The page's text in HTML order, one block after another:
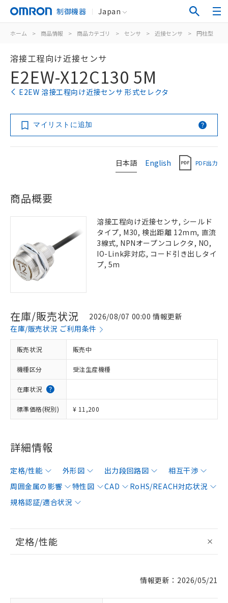
制御機器 Japan
ホーム > 商品情報 > 商品カテゴリ > センサ > 近接センサ > 円柱型
溶接工程向け近接センサ
E2EW-X12C130 5M
E2EW 溶接工程向け近接センサ 形式セレクタ
マイリストに追加
日本語 English PDF出力
商品概要
溶接工程向け近接センサ, シールド
タイプ, M30, 検出距離 12mm, 直流
3線式, NPNオープンコレクタ, NO,
IO-Link非対応, コード引き出しタイ
プ, 5m
在庫/販売状況
2026/08/07 00:00 情報更新
在庫/販売状況 ご利用条件
販売状況 販売中
機種区分 受注生産機種
在庫状況
標準価格(税別) ¥ 11,200
詳細情報
定格/性能 外形図 出力段回路図
相互干渉
周囲金属の影響
特性図 CAD
RoHS/REACH対応状況
規格認証/適合状況
定格/性能
情報更新：2026/05/21